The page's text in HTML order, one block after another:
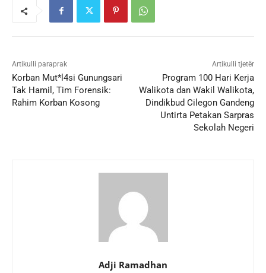
Artikulli paraprak
Korban Mut*l4si Gunungsari
Tak Hamil, Tim Forensik:
Rahim Korban Kosong
Artikulli tjetër
Program 100 Hari Kerja
Walikota dan Wakil Walikota,
Dindikbud Cilegon Gandeng
Untirta Petakan Sarpras
Sekolah Negeri
Adji Ramadhan